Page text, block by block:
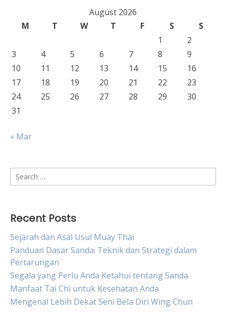
August 2026
M
T W T F S
S
1
2
3
4 5 6 7 8
9
10
11 12 13 14 15
16
17
18 19 20 21 22
23
24
25 26 27 28 29
30
31
« Mar
Search
for:
Recent Posts
Sejarah dan Asal Usul Muay Thai
Panduan Dasar Sanda: Teknik dan Strategi dalam
Pertarungan
Segala yang Perlu Anda Ketahui tentang Sanda
Manfaat Tai Chi untuk Kesehatan Anda
Mengenal Lebih Dekat Seni Bela Diri Wing Chun